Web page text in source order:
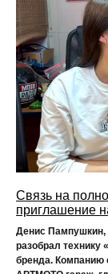
Связь на
приглашение
Денис Пампушкин,
разобрал технику
бренда. Компанию